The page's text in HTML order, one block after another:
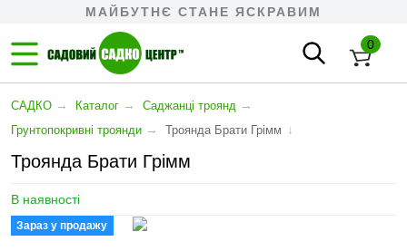
МАЙБУТНЄ СТАНЕ ЯСКРАВИМ
0
САДКО → Каталог → Саджанці троянд →
Грунтопокривні троянди → Троянда Брати Грімм ↓
Троянда Брати Грімм
В наявності
Зараз у продажу